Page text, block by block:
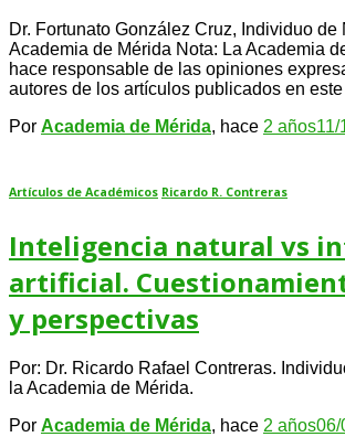
Dr. Fortunato González Cruz, Individuo de
Academia de Mérida Nota: La Academia
hace responsable de las opiniones
autores de los artículos publicados en
Por Academia de Mérida, hace 2 años11/
Artículos de Académicos Ricardo R. Contreras
Inteligencia natural vs
artificial.
y perspectivas
Por: Dr. Ricardo Rafael Contreras.
la Academia de Mérida.
Por Academia de Mérida, hace 2 años06/